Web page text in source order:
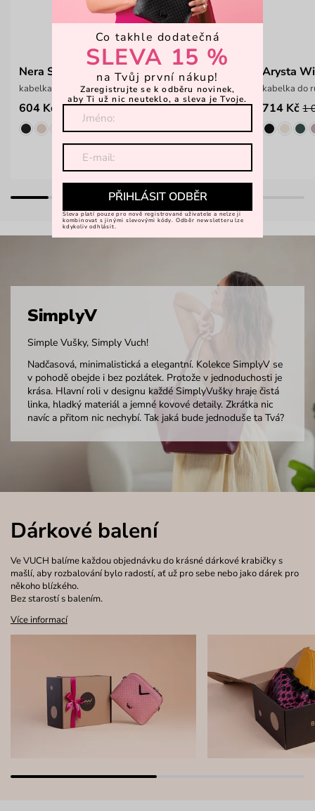
Nera Suede Wine
kabelka do ruky ze semiše
604 Kč 1 099 Kč
Arysta
kabelka do
714 Kč 1
SimplyV
Simple Vušky, Simply Vuch!
Nadčasová, minimalistická a elegantní. Kolekce SimplyV se
v pohodě obejde i bez pozlátek. Protože v jednoduchosti je
krása. Hlavní roli v designu každé SimplyVušky hraje čistá
linka, hladký materiál a jemné kovové detaily. Zkrátka nic
navíc a přitom nic nechybí. Tak jaká bude jednoduše ta Tvá?
Dárkové balení
Ve VUCH balíme každou objednávku do krásné dárkové krabičky s
mašlí, aby rozbalování bylo radostí, ať už pro sebe nebo jako dárek pro
někoho blízkého.
Bez starostí s balením.
Více informací
Co takhle dodatečná
SLEVA 15 %
na Tvůj první nákup!
Zaregistrujte se k odběru novinek,
aby Ti už nic neuteklo, a sleva je Tvoje.
PŘIHLÁSIT ODBĚR
Sleva platí pouze pro nově registrované uživatele a nelze ji
kombinovat s jinými slevovými kódy. Odběr newsletteru lze
kdykoliv odhlásit.